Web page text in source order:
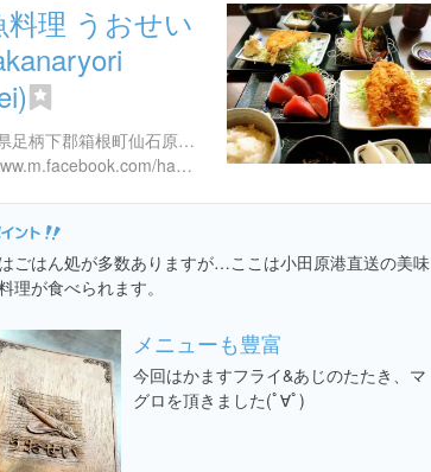
料理 うおせい
神奈川県足柄下郡箱根町仙石原８１２
http://www.m.facebook.com/hakone.uosei
ごはん処が多数ありますが…ここは小田原港直送の美味
理が食べられます。
メニューも豊富
今回はかますフライ&あじのたたき、マ
グロを頂きました(ﾟ∀ﾟ)